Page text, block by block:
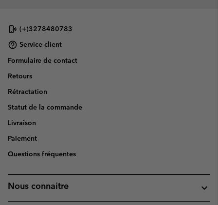
(+)3278480783
Service client
Formulaire de contact
Retours
Rétractation
Statut de la commande
Livraison
Paiement
Questions fréquentes
Nous connaitre